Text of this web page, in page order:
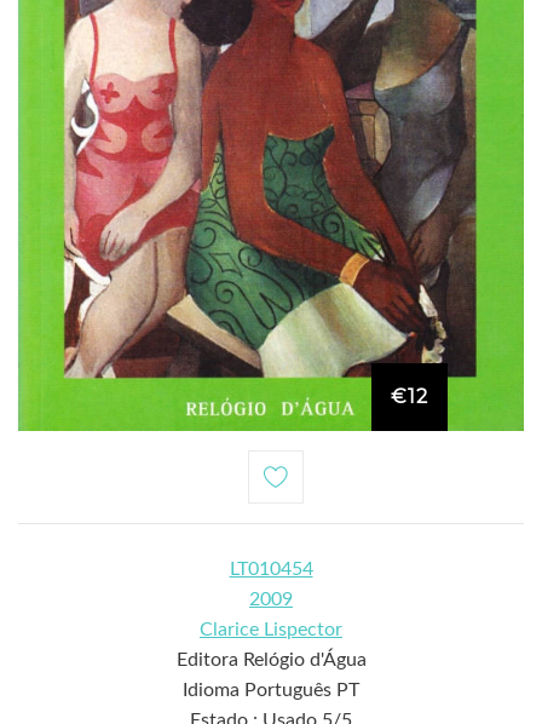
€12
LT010454
2009
Clarice Lispector
Editora Relógio d'Água
Idioma Português PT